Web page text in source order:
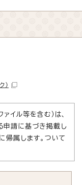
）
イル等を含む）は、
申請に基づき掲載し
帰属します。ついて